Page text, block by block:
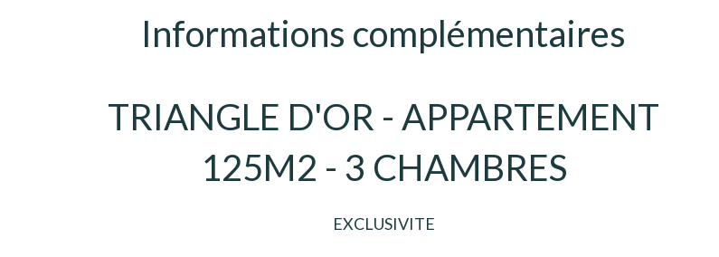
Informations complémentaires
TRIANGLE D'OR - APPARTEMENT
125M2 - 3 CHAMBRES
EXCLUSIVITE